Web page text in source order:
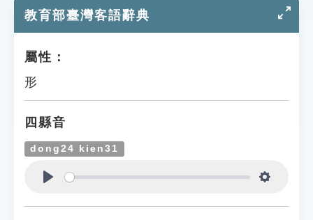
知識索引
遊戲專區
教學應用
貓頭鷹博士
教育部臺灣客語辭典
屬性：
形
四縣音
dong24 kien31